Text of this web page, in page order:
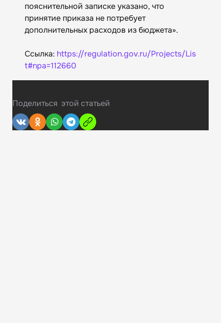
пояснительной записке указано, что
принятие приказа не потребует
дополнительных расходов из бюджета».
Ссылка: https://regulation.gov.ru/Projects/Lis
t#npa=112660
Поделиться этой статьей